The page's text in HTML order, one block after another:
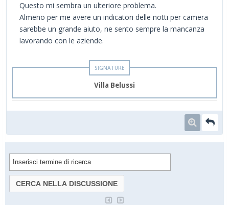
Questo mi sembra un ulteriore problema.
Almeno per me avere un indicatori delle notti per camera
sarebbe un grande aiuto, ne sento sempre la mancanza
lavorando con le aziende.
Villa Belussi